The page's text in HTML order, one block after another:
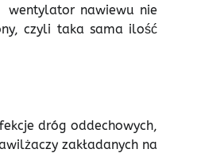
wentylator nawiewu nie
czyli taka sama ilość
dróg oddechowych,
zakładanych na